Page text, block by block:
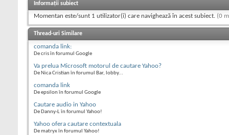
Informații subiect
Momentan este/sunt 1 utilizator(i) care navighează în acest subiect. (0
Thread-uri Similare
comanda link:
De cris în forumul Google
Va prelua Microsoft motorul de cautare Yahoo?
De Nica Cristian în forumul Bar, lobby...
comanda link
De epsilon în forumul Google
Cautare audio in Yahoo
De Danny-L în forumul Yahoo!
Yahoo ofera cautare contextuala
De matryx în forumul Yahoo!